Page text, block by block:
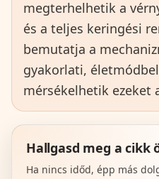
megterhelhetik a
és a teljes keringési
bemutatja a
gyakorlati,
mérsékelhetik ezeket
Hallgasd meg a cikk
Ha nincs időd, épp más